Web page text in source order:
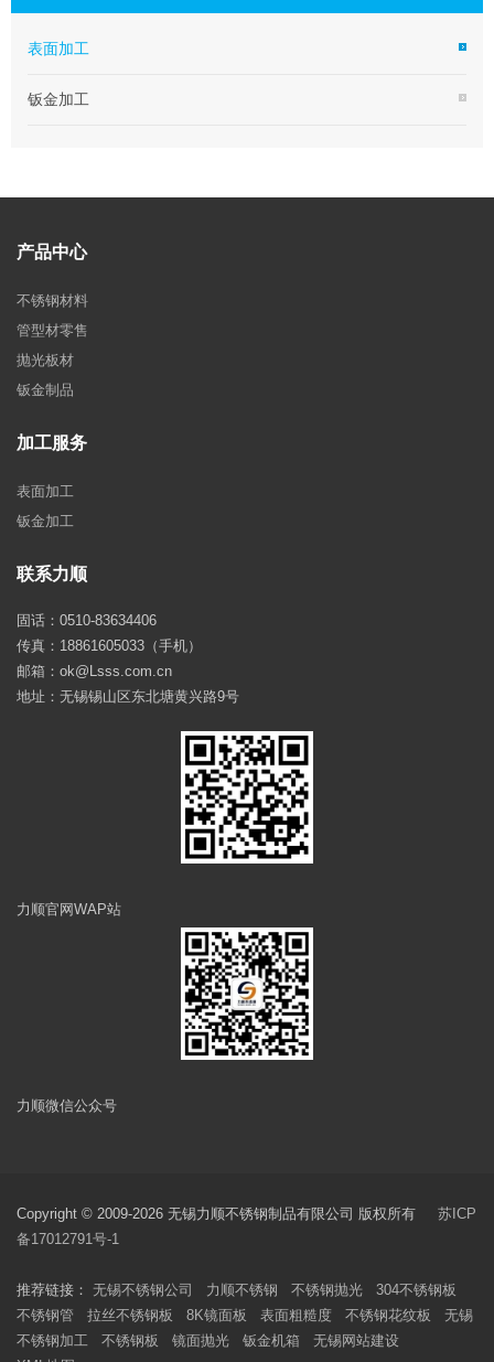
表面加工
钣金加工
产品中心
不锈钢材料
管型材零售
抛光板材
钣金制品
加工服务
表面加工
钣金加工
联系力顺
固话：0510-83634406
传真：18861605033（手机）
邮箱：ok@Lsss.com.cn
地址：无锡锡山区东北塘黄兴路9号
力顺官网WAP站
力顺微信公众号
Copyright © 2009-2026 无锡力顺不锈钢制品有限公司 版权所有 苏ICP
备17012791号-1
推荐链接： 无锡不锈钢公司 力顺不锈钢 不锈钢抛光
304不锈钢板
不锈钢管
拉丝不锈钢板 8K镜面板 表面粗糙度 不锈钢花纹板
无锡
不锈钢加工
不锈钢板 镜面抛光 钣金机箱
无锡网站建设